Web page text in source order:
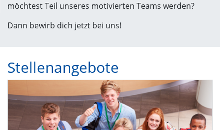
möchtest Teil unseres motivierten Teams werden?
Dann bewirb dich jetzt bei uns!
Stellenangebote